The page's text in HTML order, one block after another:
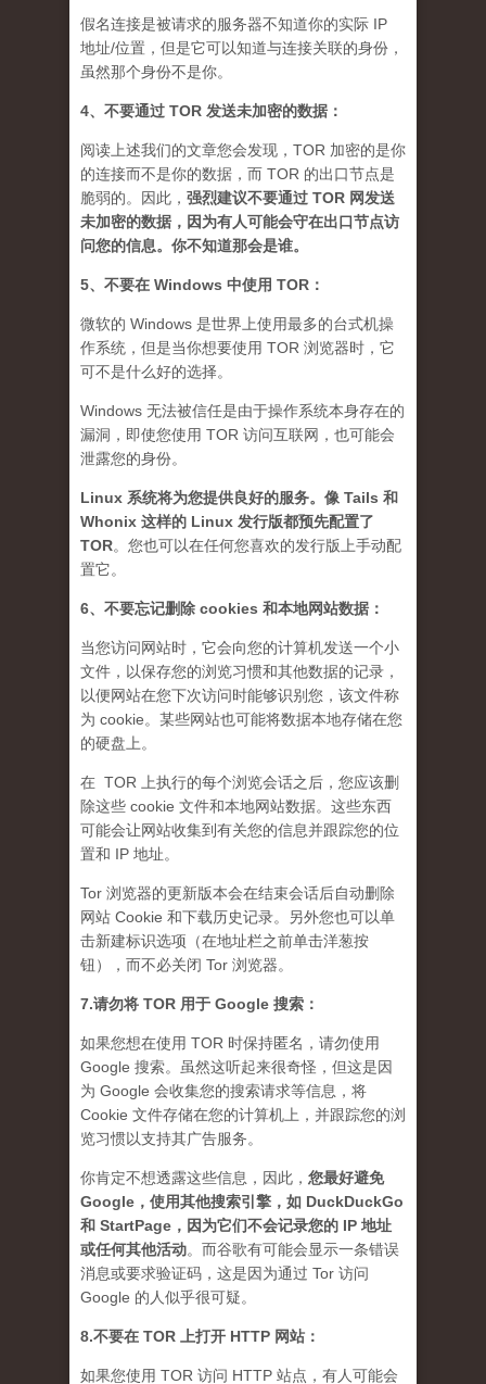
假名连接是被请求的服务器不知道你的实际 IP
地址/位置，但是它可以知道与连接关联的身份，
虽然那个身份不是你。
4、不要通过 TOR 发送未加密的数据：
阅读上述我们的文章您会发现，TOR 加密的是你
的连接而不是你的数据，而 TOR 的出口节点是
脆弱的。因此， 强烈建议不要通过 TOR 网发送
未加密的数据，因为有人可能会守在出口节点访
问您的信息。你不知道那会是谁。
5、不要在 Windows 中使用 TOR：
微软的 Windows 是世界上使用最多的台式机操
作系统，但是当你想要使用 TOR 浏览器时，它
可不是什么好的选择。
Windows 无法被信任是由于操作系统本身存在的
漏洞，即使您使用 TOR 访问互联网，也可能会
泄露您的身份。
Linux 系统将为您提供良好的服务。像 Tails 和
Whonix 这样的 Linux 发行版都预先配置了
TOR。您也可以在任何您喜欢的发行版上手动配
置它。
6、不要忘记删除 cookies 和本地网站数据：
当您访问网站时，它会向您的计算机发送一个小
文件，以保存您的浏览习惯和其他数据的记录，
以便网站在您下次访问时能够识别您，该文件称
为 cookie。某些网站也可能将数据本地存储在您
的硬盘上。
在 TOR 上执行的每个浏览会话之后，您应该删
除这些 cookie 文件和本地网站数据。这些东西
可能会让网站收集到有关您的信息并跟踪您的位
置和 IP 地址。
Tor 浏览器的更新版本会在结束会话后自动删除
网站 Cookie 和下载历史记录。另外您也可以单
击新建标识选项（在地址栏之前单击洋葱按
钮），而不必关闭 Tor 浏览器。
7.请勿将 TOR 用于 Google 搜索：
如果您想在使用 TOR 时保持匿名，请勿使用
Google 搜索。虽然这听起来很奇怪，但这是因
为 Google 会收集您的搜索请求等信息，将
Cookie 文件存储在您的计算机上，并跟踪您的浏
览习惯以支持其广告服务。
你肯定不想透露这些信息，因此， 您最好避免
Google，使用其他搜索引擎，如 DuckDuckGo
和 StartPage，因为它们不会记录您的 IP 地址
或任何其他活动。而谷歌有可能会显示一条错误
消息或要求验证码，这是因为通过 Tor 访问
Google 的人似乎很可疑。
8.不要在 TOR 上打开 HTTP 网站：
如果您使用 TOR 访问 HTTP 站点，有人可能会